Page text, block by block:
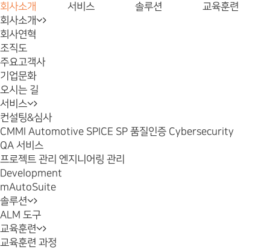
회사소개 서비스 솔루션
교육훈련
회사소개
회사연혁
조직도
주요고객사
기업문화
오시는 길
서비스
컨설팅&심사
CMMI Automotive SPICE SP 품질인증 Cybersecurity
QA 서비스
프로젝트 관리 엔지니어링 관리
Development
mAutoSuite
솔루션
ALM 도구
교육훈련
교육훈련 과정